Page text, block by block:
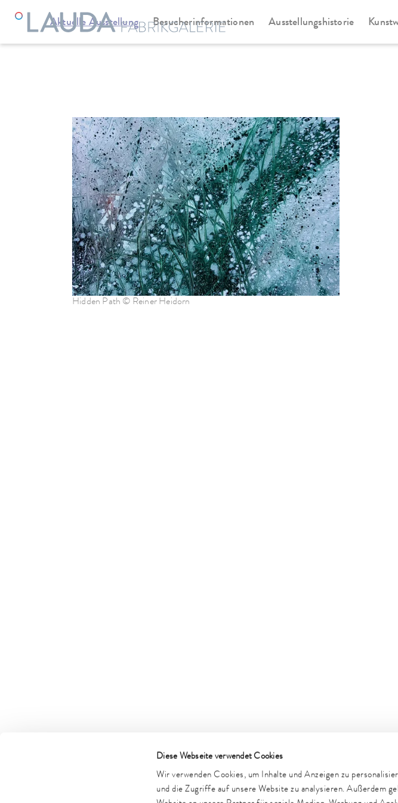
Diese Webseite verwendet Cookies
Wir verwenden Cookies, um Inhalte und Anzeigen zu
und die Zugriffe auf unsere Website zu analysieren. Außerdem
Aktuelle Ausstellung Besucherinformationen Ausstellungshistorie
Hidden Path © Reiner Heidorn